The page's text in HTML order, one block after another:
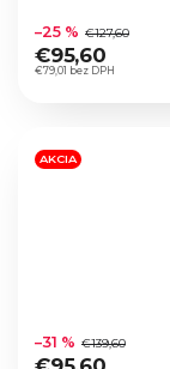
hodnotenie
produktu
je
hviezdičiek.
€79,01 bez DPH
–25 % €127,60
€95,60
AKCIA
hodnotenie
produktu
–31 % €139,60